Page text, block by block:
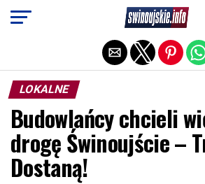
LOKALNE
Budowlańcy chcieli
drogę Świnoujście –
Dostaną!
Exit mobile version